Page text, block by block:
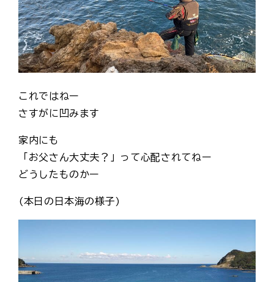
これではねー
さすがに凹みます
家内にも
「お父さん大丈夫？」って心配されてねー
どうしたものかー
(本日の日本海の様子)